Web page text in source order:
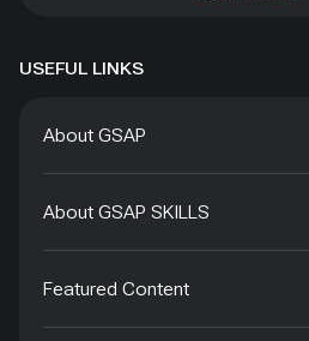
USEFUL LINKS
About GSAP
About GSAP SKILLS
Featured Content